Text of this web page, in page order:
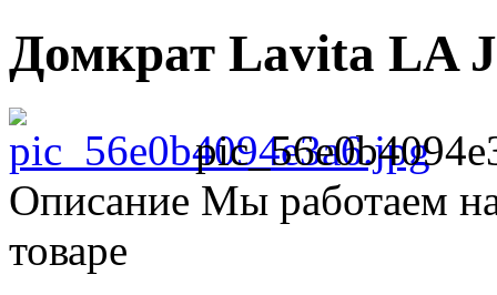
Домкрат Lavita LA
Описание Мы работаем
товаре